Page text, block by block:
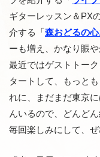
ギターレッスン＆PX
介する「森おどるの
ーも増え、かなり賑
最近ではゲストトー
タートして、もっと
れに、まだまだ東京
んいるので、どんど
毎回楽しみにして、